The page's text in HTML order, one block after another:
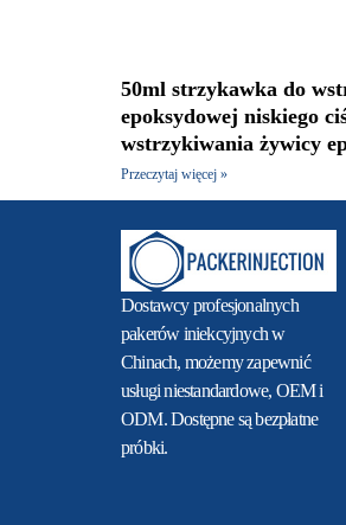
50ml strzykawka do
epoksydowej niskiego
wstrzykiwania żywicy
Przeczytaj więcej »
Dostawcy profesjonalnych
pakerów iniekcyjnych w
Chinach, możemy zapewnić
usługi niestandardowe, OEM i
ODM. Dostępne są bezpłatne
próbki.